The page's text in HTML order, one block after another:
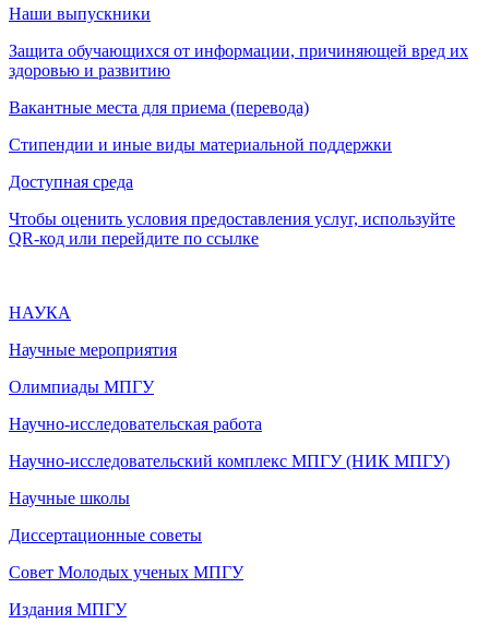
Наши выпускники
Защита обучающихся от информации, причиняющей вред их
здоровью и развитию
Вакантные места для приема (перевода)
Стипендии и иные виды материальной поддержки
Доступная среда
Чтобы оценить условия предоставления услуг, используйте
QR-код или перейдите по ссылке
НАУКА
Научные мероприятия
Олимпиады МПГУ
Научно-исследовательская работа
Научно-исследовательский комплекс МПГУ (НИК МПГУ)
Научные школы
Диссертационные советы
Совет Молодых ученых МПГУ
Издания МПГУ